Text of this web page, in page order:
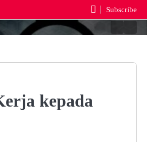
Subscribe
kepada